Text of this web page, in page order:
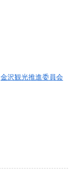
金沢観光推進委員会